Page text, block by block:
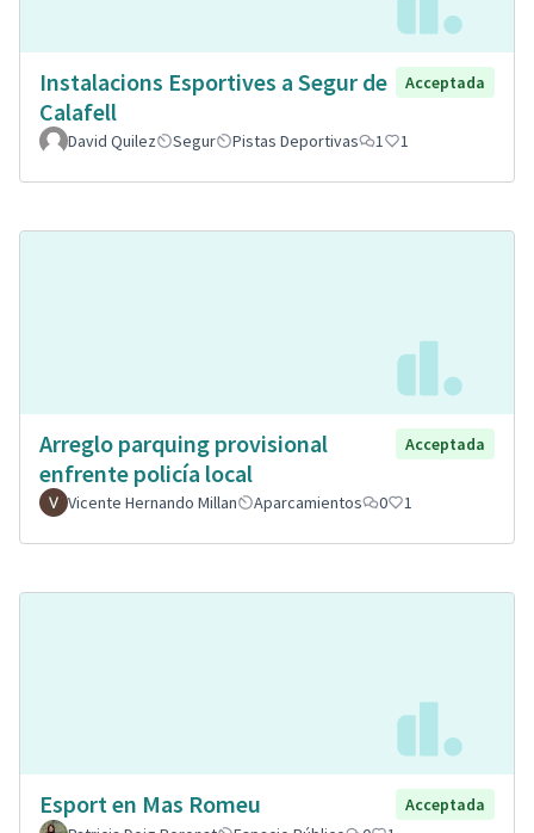
Instalacions Esportives a Segur de
Calafell
Acceptada
David Quilez Segur Pistas Deportivas 1 1
Arreglo parquing provisional
enfrente policía local
Acceptada
Vicente Hernando Millan Aparcamientos 0 1
Esport en Mas Romeu
Acceptada